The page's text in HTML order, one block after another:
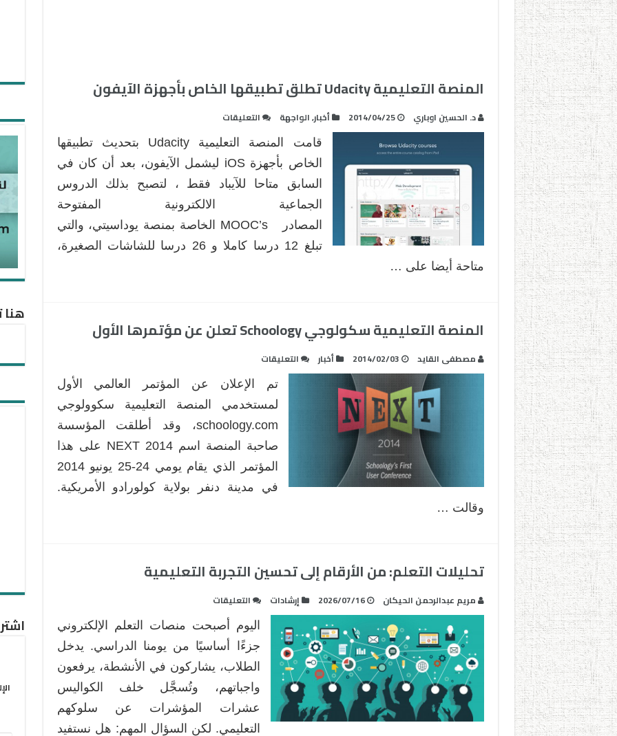
المنصة التعليمية Udacity تطلق تطبيقها الخاص بأجهزة الآيفون
د. الحسين اوباري 2014/04/25 أخبار,الواجهة التعليقات
التعليمية
Udacity
تطلق
تطبيقها
الخاص
بأجهزة
الآيفون
قامت المنصة التعليمية Udacity بتحديث تطبيقها
الخاص بأجهزة iOS ليشمل الآيفون، بعد أن كان في
السابق متاحا للآيباد فقط ، لتصبح بذلك الدروس
الجماعية الالكترونية المفتوحة
المصادر MOOC’s الخاصة بمنصة يوداسيتي، والتي
تبلغ 12 درسا كاملا و 26 درسا للشاشات الصغيرة،
متاحة أيضا على …
المنصة التعليمية سكولوجي Schoology تعلن عن مؤتمرها الأول
مصطفى القايد 2014/02/03 أخبار التعليقات
التعليمية
سكولوجي
Schoology
تعلن
عن
مؤتمرها
الأول
تم الإعلان عن المؤتمر العالمي الأول
لمستخدمي المنصة التعليمية سكوولوجي
schoology.com، وقد أطلقت المؤسسة
صاحبة المنصة اسم NEXT 2014 على هذا
المؤتمر الذي يقام يومي 24-25 يونيو 2014
في مدينة دنفر بولاية كولورادو الأمريكية.
وقالت …
تحليلات التعلم: من الأرقام إلى تحسين التجربة التعليمية
مريم عبدالرحمن الحيكان 2026/07/16 إرشادات التعليقات
التعلم:
من
الأرقام
تحسين
التجربة
التعليمية
اليوم أصبحت منصات التعلم الإلكتروني
جزءًا أساسيًا من يومنا الدراسي. يدخل
الطلاب، يشاركون في الأنشطة، يرفعون
واجباتهم، وتُسجَّل خلف الكواليس
عشرات المؤشرات عن سلوكهم
التعليمي. لكن السؤال المهم: هل نستفيد
هنا